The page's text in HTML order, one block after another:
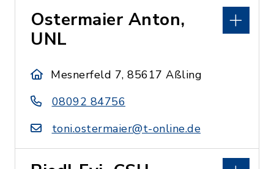
Ostermaier Anton,
UNL
Mesnerfeld 7, 85617 Aßling
08092 84756
toni.ostermaier@t-online.de